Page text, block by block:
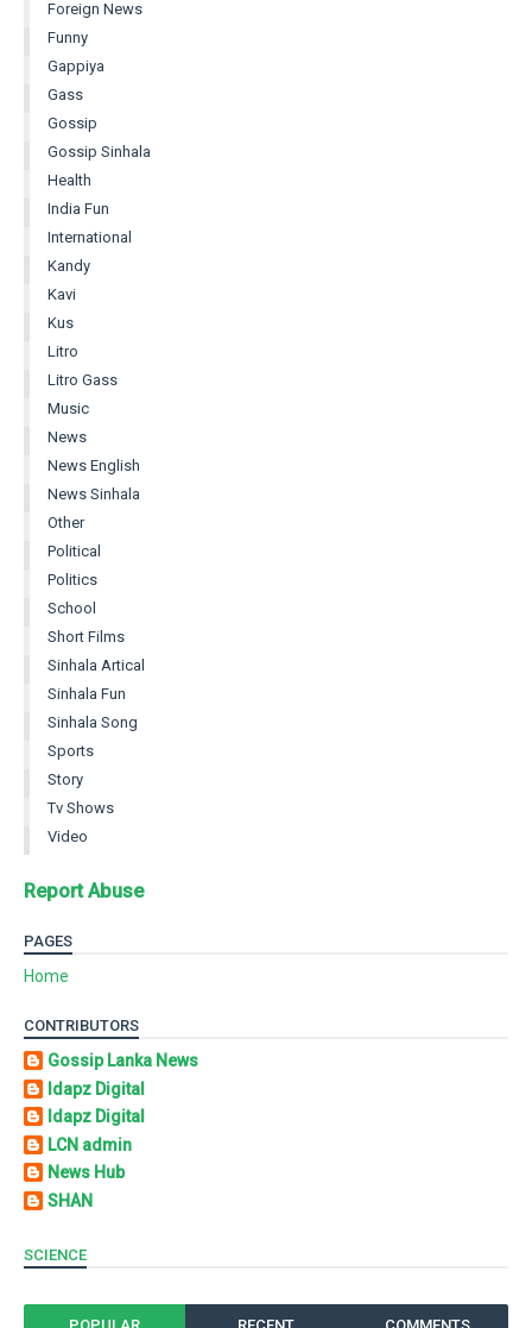
Foreign News
Funny
Gappiya
Gass
Gossip
Gossip Sinhala
Health
India Fun
International
Kandy
Kavi
Kus
Litro
Litro Gass
Music
News
News English
News Sinhala
Other
Political
Politics
School
Short Films
Sinhala Artical
Sinhala Fun
Sinhala Song
Sports
Story
Tv Shows
Video
Report Abuse
PAGES
Home
CONTRIBUTORS
Gossip Lanka News
Idapz Digital
Idapz Digital
LCN admin
News Hub
SHAN
SCIENCE